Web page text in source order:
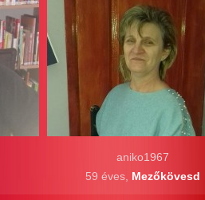
aniko1967
59 éves, Mezőkövesd